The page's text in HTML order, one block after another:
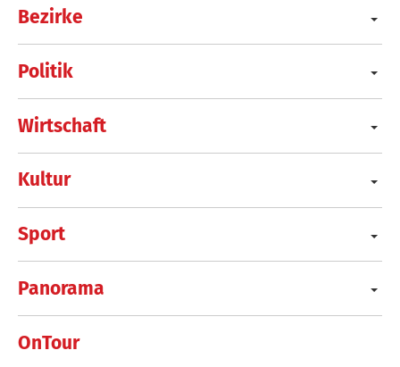
Bezirke
Politik
Wirtschaft
Kultur
Sport
Panorama
OnTour